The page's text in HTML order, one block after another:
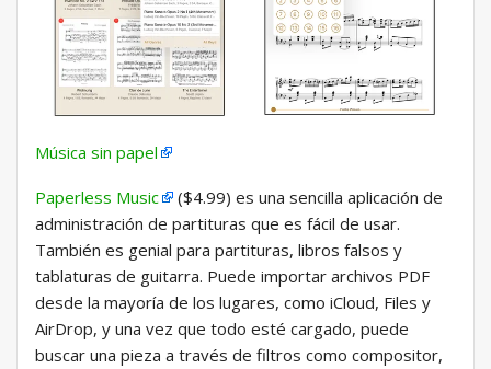
Música sin papel
Paperless Music
($4.99) es una sencilla aplicación de
administración de partituras que es fácil de usar.
También es genial para partituras, libros falsos y
tablaturas de guitarra. Puede importar archivos PDF
desde la mayoría de los lugares, como iCloud, Files y
AirDrop, y una vez que todo esté cargado, puede
buscar una pieza a través de filtros como compositor,